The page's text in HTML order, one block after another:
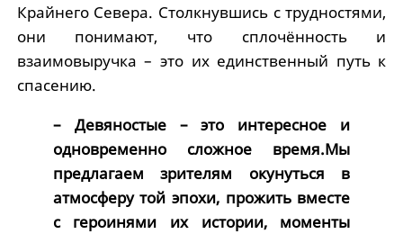
Крайнего Севера. Столкнувшись с трудностями,
они понимают, что сплочённость и
взаимовыручка – это их единственный путь к
спасению.
– Девяностые – это интересное и
одновременно сложное время.Мы
предлагаем зрителям окунуться в
атмосферу той эпохи, прожить вместе
с᠎ героинями их истории, моменты